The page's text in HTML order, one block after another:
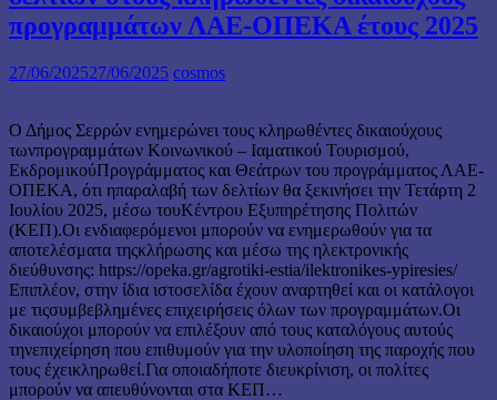
προγραμμάτων ΛΑΕ-ΟΠΕΚΑ έτους 2025
27/06/202527/06/2025 cosmos
Ο Δήμος Σερρών ενημερώνει τους κληρωθέντες δικαιούχους
τωνπρογραμμάτων Κοινωνικού – Ιαματικού Τουρισμού,
ΕκδρομικούΠρογράμματος και Θεάτρων του προγράμματος ΛΑΕ-
ΟΠΕΚΑ, ότι ηπαραλαβή των δελτίων θα ξεκινήσει την Τετάρτη 2
Ιουλίου 2025, μέσω τουΚέντρου Εξυπηρέτησης Πολιτών
(ΚΕΠ).Οι ενδιαφερόμενοι μπορούν να ενημερωθούν για τα
αποτελέσματα τηςκλήρωσης και μέσω της ηλεκτρονικής
διεύθυνσης: https://opeka.gr/agrotiki-estia/ilektronikes-ypiresies/
Επιπλέον, στην ίδια ιστοσελίδα έχουν αναρτηθεί και οι κατάλογοι
με τιςσυμβεβλημένες επιχειρήσεις όλων των προγραμμάτων.Οι
δικαιούχοι μπορούν να επιλέξουν από τους καταλόγους αυτούς
τηνεπιχείρηση που επιθυμούν για την υλοποίηση της παροχής που
τους έχεικληρωθεί.Για οποιαδήποτε διευκρίνιση, οι πολίτες
μπορούν να απευθύνονται στα ΚΕΠ…